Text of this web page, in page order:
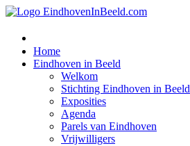
Home
Eindhoven in Beeld
Welkom
Stichting Eindhoven in Beeld
Exposities
Agenda
Parels van Eindhoven
Vrijwilligers